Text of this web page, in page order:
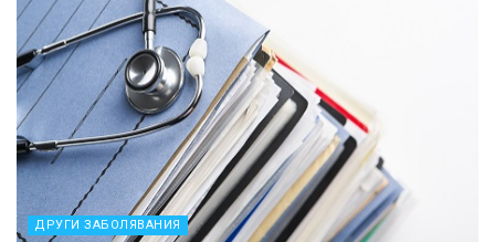
ДРУГИ ЗАБОЛЯВАНИЯ